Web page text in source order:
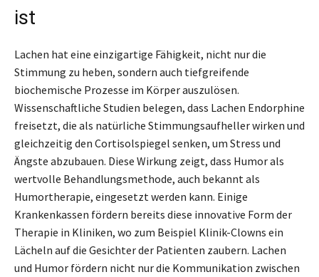
ist
Lachen hat eine einzigartige Fähigkeit, nicht nur die
Stimmung zu heben, sondern auch tiefgreifende
biochemische Prozesse im Körper auszulösen.
Wissenschaftliche Studien belegen, dass Lachen Endorphine
freisetzt, die als natürliche Stimmungsaufheller wirken und
gleichzeitig den Cortisolspiegel senken, um Stress und
Ängste abzubauen. Diese Wirkung zeigt, dass Humor als
wertvolle Behandlungsmethode, auch bekannt als
Humortherapie, eingesetzt werden kann. Einige
Krankenkassen fördern bereits diese innovative Form der
Therapie in Kliniken, wo zum Beispiel Klinik-Clowns ein
Lächeln auf die Gesichter der Patienten zaubern. Lachen
und Humor fördern nicht nur die Kommunikation zwischen